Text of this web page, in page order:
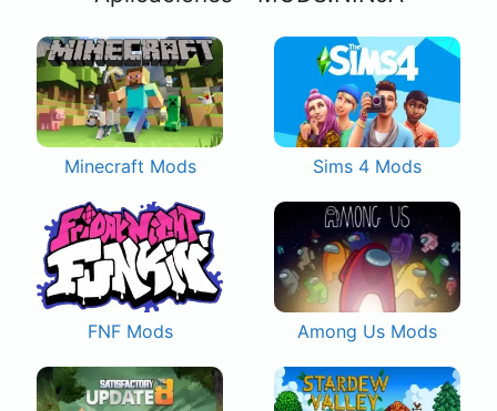
Minecraft Mods Sims 4 Mods
FNF Mods Among Us Mods